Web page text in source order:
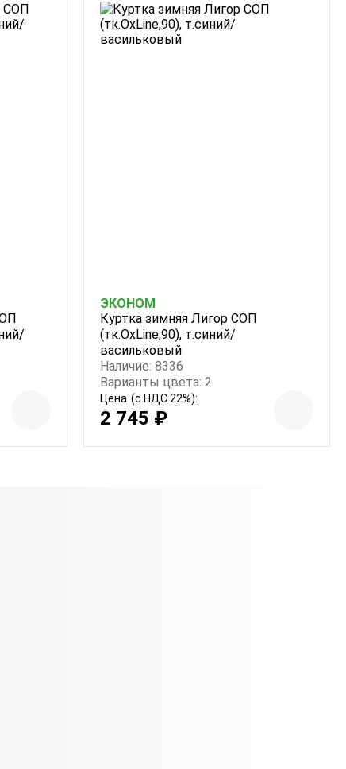
ЭКОНОМ
Куртка зимняя Лигор СОП
(тк.OxLine,90), т.синий/
васильковый
Наличие: 8336
Варианты цвета: 2
Цена (с НДС 22%):
2 745 ₽